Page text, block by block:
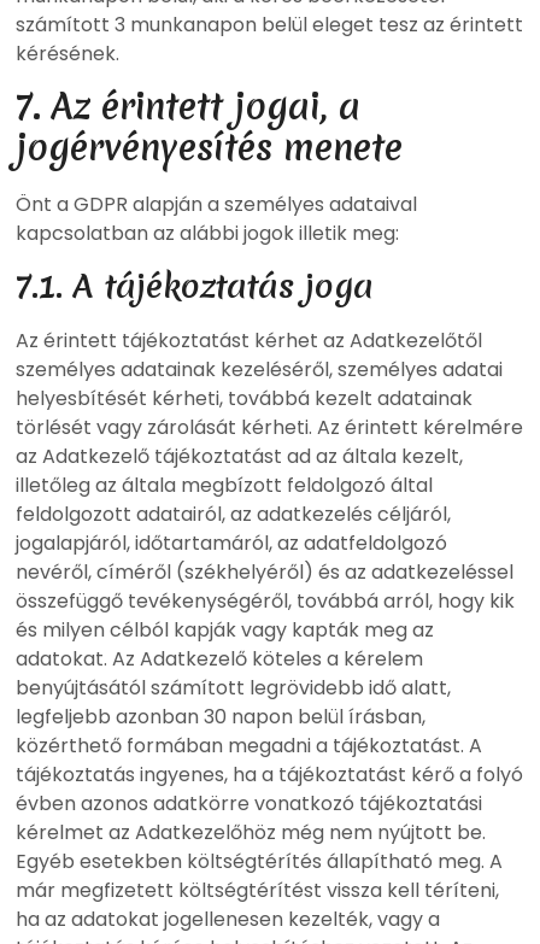
számított 3 munkanapon belül eleget tesz az érintett
kérésének.
7. Az érintett jogai, a
jogérvényesítés menete
Önt a GDPR alapján a személyes adataival
kapcsolatban az alábbi jogok illetik meg:
7.1. A tájékoztatás joga
Az érintett tájékoztatást kérhet az Adatkezelőtől
személyes adatainak kezeléséről, személyes adatai
helyesbítését kérheti, továbbá kezelt adatainak
törlését vagy zárolását kérheti. Az érintett kérelmére
az Adatkezelő tájékoztatást ad az általa kezelt,
illetőleg az általa megbízott feldolgozó által
feldolgozott adatairól, az adatkezelés céljáról,
jogalapjáról, időtartamáról, az adatfeldolgozó
nevéről, címéről (székhelyéről) és az adatkezeléssel
összefüggő tevékenységéről, továbbá arról, hogy kik
és milyen célból kapják vagy kapták meg az
adatokat. Az Adatkezelő köteles a kérelem
benyújtásától számított legrövidebb idő alatt,
legfeljebb azonban 30 napon belül írásban,
közérthető formában megadni a tájékoztatást. A
tájékoztatás ingyenes, ha a tájékoztatást kérő a folyó
évben azonos adatkörre vonatkozó tájékoztatási
kérelmet az Adatkezelőhöz még nem nyújtott be.
Egyéb esetekben költségtérítés állapítható meg. A
már megfizetett költségtérítést vissza kell téríteni,
ha az adatokat jogellenesen kezelték, vagy a